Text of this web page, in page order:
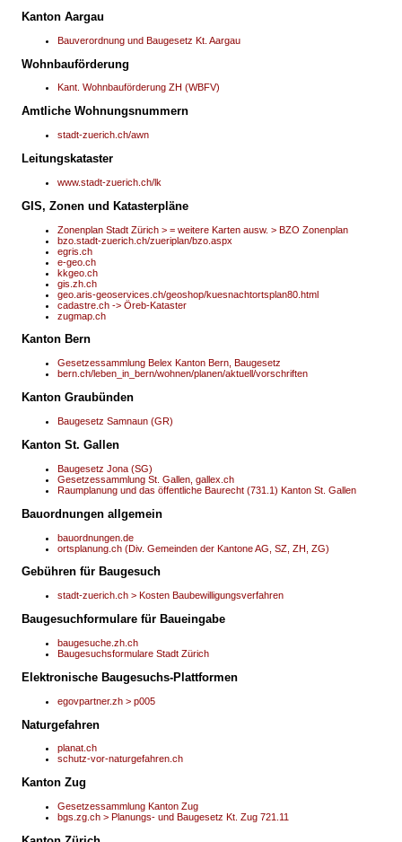
Kanton Aargau
Bauverordnung und Baugesetz Kt. Aargau
Wohnbauförderung
Kant. Wohnbauförderung ZH (WBFV)
Amtliche Wohnungsnummern
stadt-zuerich.ch/awn
Leitungskataster
www.stadt-zuerich.ch/lk
GIS, Zonen und Katasterpläne
Zonenplan Stadt Zürich > = weitere Karten ausw. > BZO Zonenplan
bzo.stadt-zuerich.ch/zueriplan/bzo.aspx
egris.ch
e-geo.ch
kkgeo.ch
gis.zh.ch
geo.aris-geoservices.ch/geoshop/kuesnachtortsplan80.html
cadastre.ch -> Öreb-Kataster
zugmap.ch
Kanton Bern
Gesetzessammlung Belex Kanton Bern, Baugesetz
bern.ch/leben_in_bern/wohnen/planen/aktuell/vorschriften
Kanton Graubünden
Baugesetz Samnaun (GR)
Kanton St. Gallen
Baugesetz Jona (SG)
Gesetzessammlung St. Gallen, gallex.ch
Raumplanung und das öffentliche Baurecht (731.1) Kanton St. Gallen
Bauordnungen allgemein
bauordnungen.de
ortsplanung.ch (Div. Gemeinden der Kantone AG, SZ, ZH, ZG)
Gebühren für Baugesuch
stadt-zuerich.ch > Kosten Baubewilligungsverfahren
Baugesuchformulare für Baueingabe
baugesuche.zh.ch
Baugesuchsformulare Stadt Zürich
Elektronische Baugesuchs-Plattformen
egovpartner.zh > p005
Naturgefahren
planat.ch
schutz-vor-naturgefahren.ch
Kanton Zug
Gesetzessammlung Kanton Zug
bgs.zg.ch > Planungs- und Baugesetz Kt. Zug 721.11